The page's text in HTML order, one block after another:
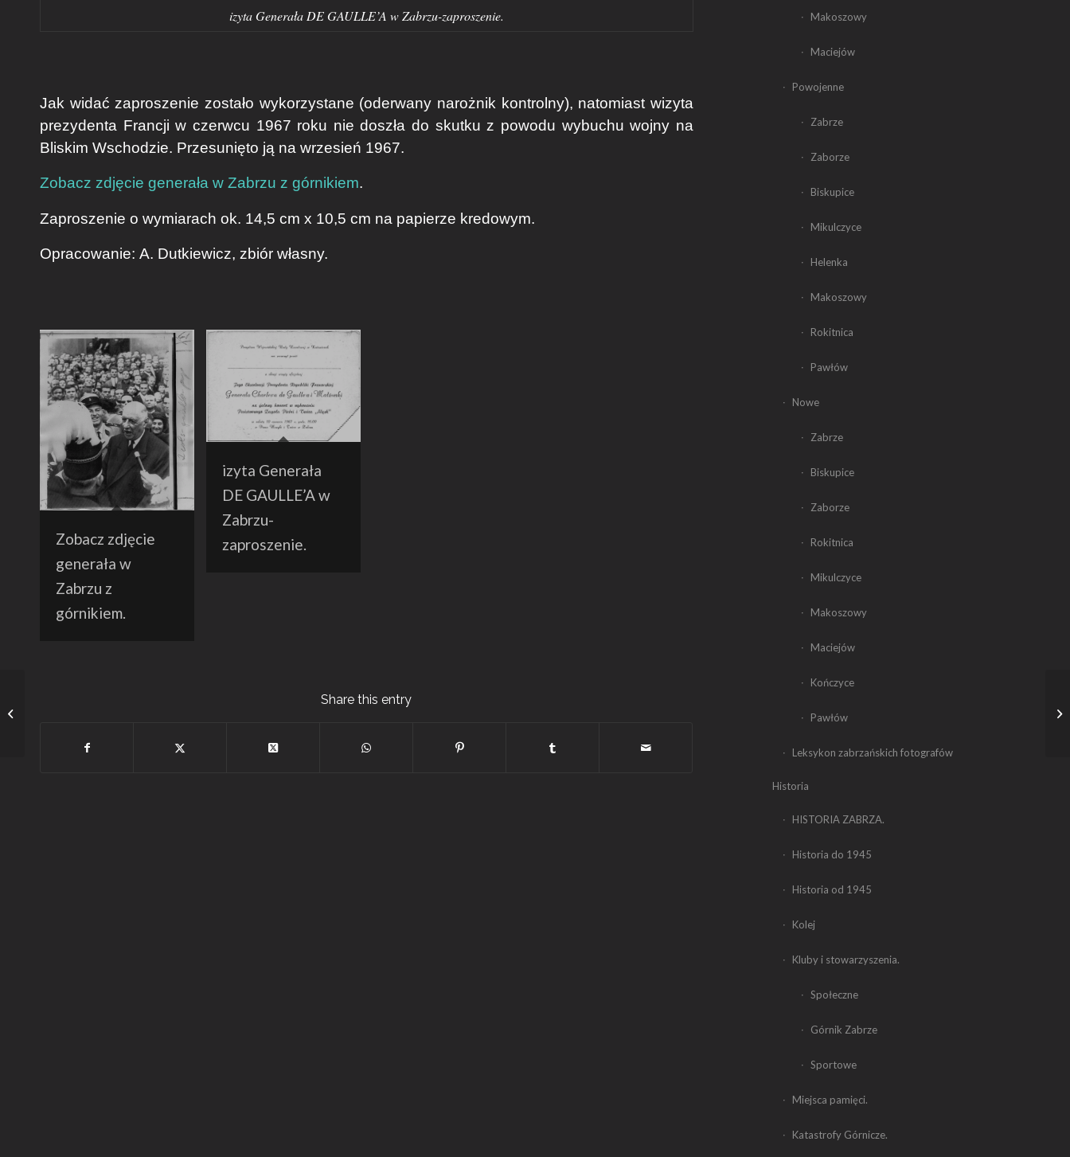
izyta Generała DE GAULLE’A w Zabrzu-zaproszenie.
Jak widać zaproszenie zostało wykorzystane (oderwany narożnik kontrolny), natomiast wizyta
prezydenta Francji w czerwcu 1967 roku nie doszła do skutku z powodu wybuchu wojny na
Bliskim Wschodzie. Przesunięto ją na wrzesień 1967.
Zobacz zdjęcie generała w Zabrzu z górnikiem.
Zaproszenie o wymiarach ok. 14,5 cm x 10,5 cm na papierze kredowym.
Opracowanie: A. Dutkiewicz, zbiór własny.
Zobacz zdjęcie
generała w
Zabrzu z
górnikiem.
izyta Generała
DE GAULLE’A w
Zabrzu-
zaproszenie.
Share this entry
Makoszowy
Maciejów
Powojenne
Zabrze
Zaborze
Biskupice
Mikulczyce
Helenka
Makoszowy
Rokitnica
Pawłów
Nowe
Zabrze
Biskupice
Zaborze
Rokitnica
Mikulczyce
Makoszowy
Maciejów
Kończyce
Pawłów
Leksykon zabrzańskich fotografów
Historia
HISTORIA ZABRZA.
Historia do 1945
Historia od 1945
Kolej
Kluby i stowarzyszenia.
Społeczne
Górnik Zabrze
Sportowe
Miejsca pamięci.
Katastrofy Górnicze.